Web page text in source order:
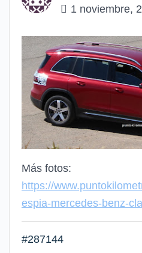
1 noviembre,
Más fotos:
https://
espia-mercedes-benz-
#287144